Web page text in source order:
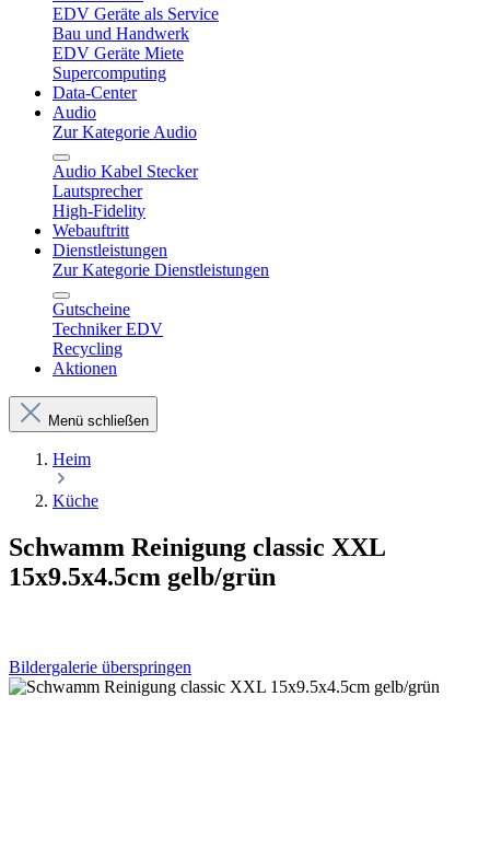
EDV Geräte als Service
Bau und Handwerk
EDV Geräte Miete
Supercomputing
Data-Center
Audio
Zur Kategorie Audio
Audio Kabel Stecker
Lautsprecher
High-Fidelity
Webauftritt
Dienstleistungen
Zur Kategorie Dienstleistungen
Gutscheine
Techniker EDV
Recycling
Aktionen
Menü schließen
Heim
Küche
Schwamm Reinigung classic XXL
15x9.5x4.5cm gelb/grün
Bildergalerie überspringen